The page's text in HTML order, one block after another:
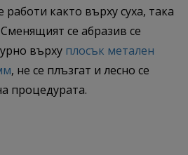
както върху суха, така
се абразив се
върху плосък метален
, не се плъзгат и лесно се
процедурата.